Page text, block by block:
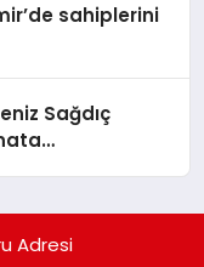
sahiplerini
Sağdıç
Adresi